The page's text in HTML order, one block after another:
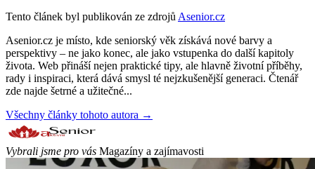
Tento článek byl publikován ze zdrojůAsenior.cz
Asenior.cz je místo, kde seniorský věk získává nové barvy a
perspektivy – ne jako konec, ale jako vstupenka do další kapitoly
života. Web přináší nejen praktické tipy, ale hlavně životní příběhy,
rady i inspiraci, která dává smysl té nejzkušenější generaci. Čtenář
zde najde šetrné a užitečné...
Všechny články tohoto autora →
Vybrali jsme pro vás Magazíny a zajímavosti